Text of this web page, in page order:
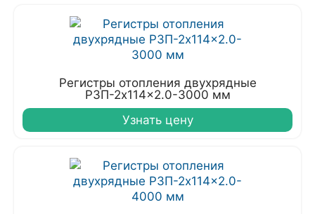
Регистры отопления двухрядные
РЗП-2x114x2.0-3000 мм
Узнать цену